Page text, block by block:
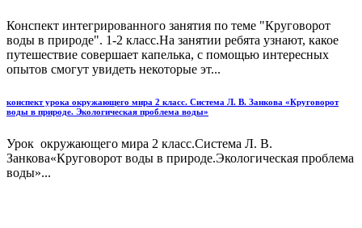
Конспект интегрированного занятия по теме "Круговорот
воды в природе". 1-2 класс.На занятии ребята узнают, какое
путешествие совершает капелька, с помощью интересных
опытов смогут увидеть некоторые эт...
конспект урока окружающего мира 2 класс. Система Л. В. Занкова «Круговорот
воды в природе. Экологическая проблема воды»
Урок окружающего мира 2 класс.Система Л. В.
Занкова«Круговорот воды в природе.Экологическая проблема
воды»...